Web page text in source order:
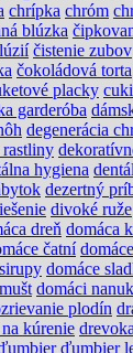
chrípka chróm
blúzka
čistenie zubov
čokoládová torta
placky
garderóba
degenerácia
hygiena
dezertný
divoké ruže
dreň domáca
čatní
domáce
domáci nanuk
plodín
kúrenie
ďumbier